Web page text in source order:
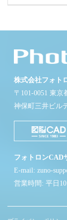
株式会社フォ
〒101-0051 東
神保町三井ビル
フォトロンCAD
E-mail: zuno-
営業時間: 平日